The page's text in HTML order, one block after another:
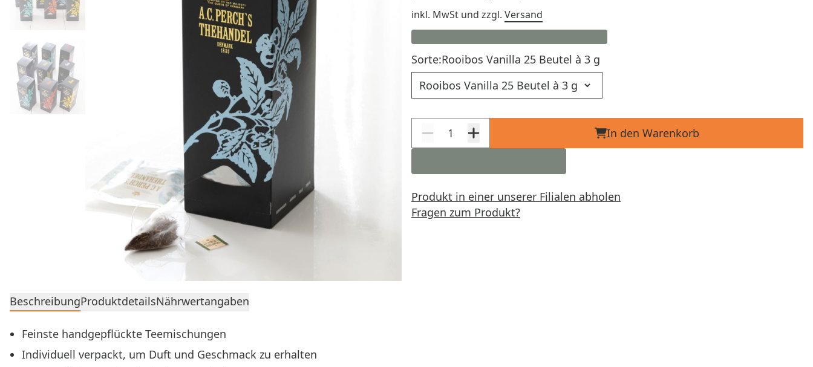
inkl. MwSt und zzgl. Versand
Sorte:Rooibos Vanilla 25 Beutel à 3 g
In den Warenkorb
Produkt in einer unserer Filialen abholen
Fragen zum Produkt?
BeschreibungProduktdetailsNährwertangaben
Feinste handgepflückte Teemischungen
Individuell verpackt, um Duft und Geschmack zu erhalten